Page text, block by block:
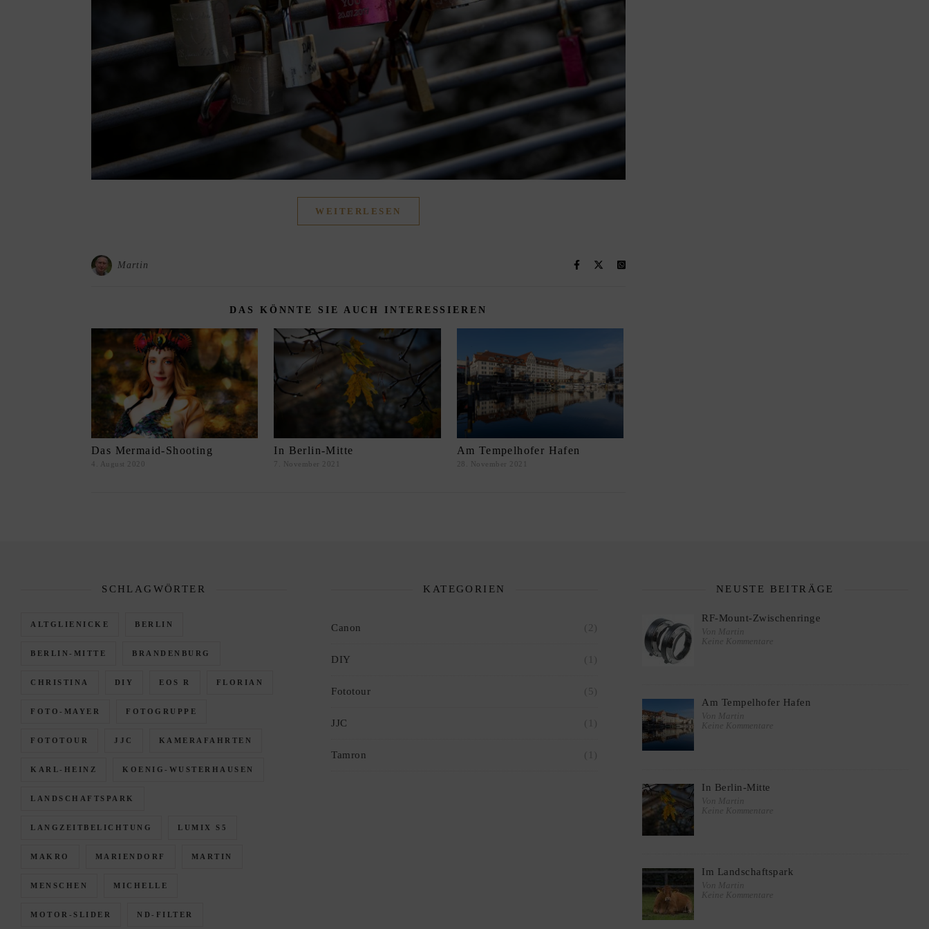
WEITERLESEN
Martin
DAS KÖNNTE SIE AUCH INTERESSIEREN
Das Mermaid-Shooting
4. August 2020
In Berlin-Mitte
7. November 2021
Am Tempelhofer Hafen
28. November 2021
SCHLAGWÖRTER
ALTGLIENICKE BERLIN
BERLIN-MITTE BRANDENBURG
CHRISTINA DIY EOS R FLORIAN
FOTO-MAYER FOTOGRUPPE
FOTOTOUR JJC KAMERAFAHRTEN
KARL-HEINZ KOENIG-WUSTERHAUSEN
LANDSCHAFTSPARK
LANGZEITBELICHTUNG LUMIX S5
MAKRO MARIENDORF MARTIN
MENSCHEN MICHELLE
MOTOR-SLIDER ND-FILTER
KATEGORIEN
Canon (2)
DIY (1)
Fototour (5)
JJC (1)
Tamron (1)
NEUSTE BEITRÄGE
RF-Mount-Zwischenringe
Von Martin
Keine Kommentare
Am Tempelhofer Hafen
Von Martin
Keine Kommentare
In Berlin-Mitte
Von Martin
Keine Kommentare
Im Landschaftspark
Von Martin
Keine Kommentare